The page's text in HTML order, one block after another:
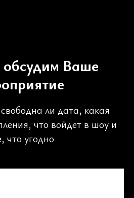
Ваше
ли дата, какая
что войдет в шоу и
что угодно